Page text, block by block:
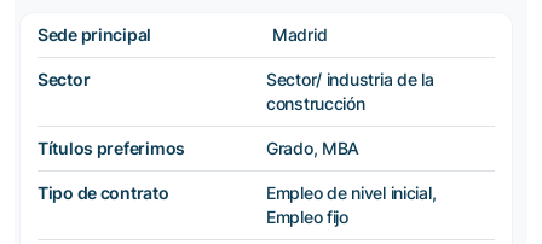
Sede principal Madrid
Sector
Sector/ industria de la
construcción
Títulos preferimos Grado, MBA
Tipo de contrato
Empleo de nivel inicial,
Empleo fijo